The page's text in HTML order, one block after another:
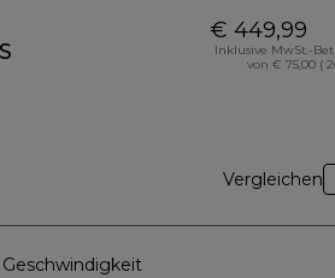
€ 449,99
Inklusive MwSt.-
von € 75,00 (
Vergleichen